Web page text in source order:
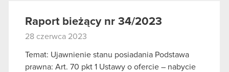
Raport bieżący nr 34/2023
28 czerwca 2023
Temat: Ujawnienie stanu posiadania Podstawa
prawna: Art. 70 pkt 1 Ustawy o ofercie – nabycie